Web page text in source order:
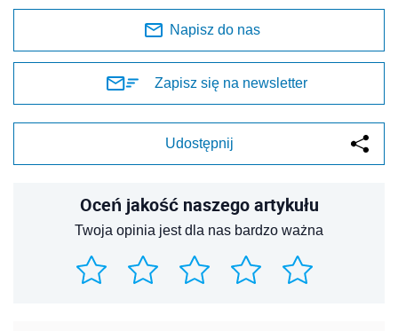
Napisz do nas
Zapisz się na newsletter
Udostępnij
Oceń jakość naszego artykułu
Twoja opinia jest dla nas bardzo ważna